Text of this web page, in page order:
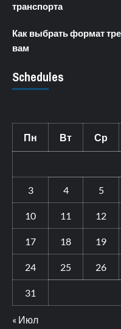
транспорта
Как выбрать формат
вам
Schedules
Пн Вт Ср
3 4 5
10 11 12
17 18 19
24 25 26
31
« Июл